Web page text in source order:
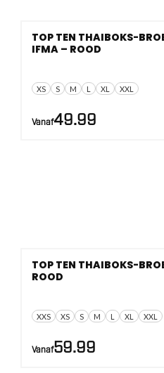
XS S M L XL XXL
TOP TEN THAIBOKS-
IFMA – ROOD
Vanaf49.99
XXS XS S M L XL XXL
TOP TEN THAIBOKS-
ROOD
Vanaf59.99